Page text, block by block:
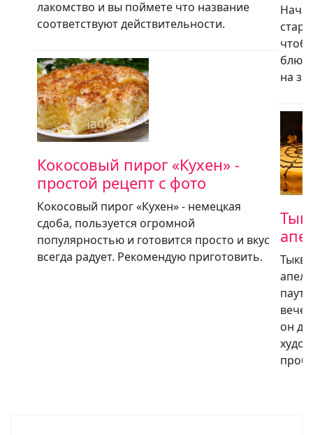
лакомство и вы поймете что название
соответствуют действительности.
Кокосовый пирог «Кухен» -
простой рецепт с фото
Кокосовый пирог «Кухен» - немецкая
сдоба, пользуется огромной
популярностью и готовится просто и вкус
всегда радует. Рекомендую приготовить.
на
он